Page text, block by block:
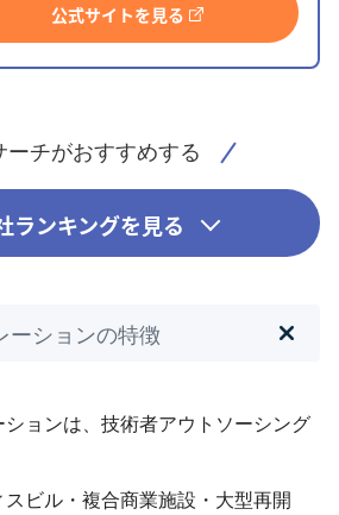
公式サイトを見る
ーチがおすすめする
ランキングを見る
ーションの特徴
ョンは、技術者アウトソーシング
ビル・複合商業施設・大型再開